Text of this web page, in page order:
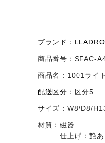
ブランド：
商品番号： SFAC-
商品名： 1001ライ
配送区分 ： 区分5
サイズ： W8/D8/
材質： 磁器
仕上げ：艶